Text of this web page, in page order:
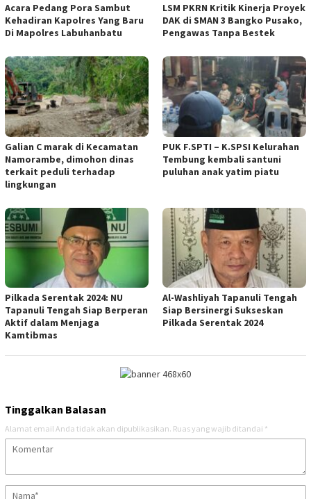
Acara Pedang Pora Sambut
Kehadiran Kapolres Yang Baru
Di Mapolres Labuhanbatu
LSM PKRN Kritik Kinerja Proyek
DAK di SMAN 3 Bangko Pusako,
Pengawas Tanpa Bestek
Galian C marak di Kecamatan
Namorambe, dimohon dinas
terkait peduli terhadap
lingkungan
PUK F.SPTI – K.SPSI Kelurahan
Tembung kembali santuni
puluhan anak yatim piatu
Pilkada Serentak 2024: NU
Tapanuli Tengah Siap Berperan
Aktif dalam Menjaga
Kamtibmas
Al-Washliyah Tapanuli Tengah
Siap Bersinergi Sukseskan
Pilkada Serentak 2024
Tinggalkan Balasan
Alamat email Anda tidak akan dipublikasikan. Ruas yang wajib ditandai *